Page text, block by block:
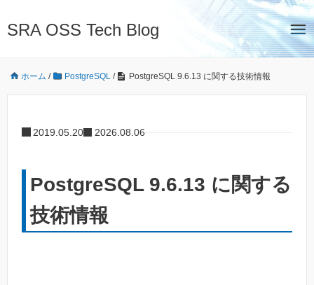
SRA OSS Tech Blog
ホーム / PostgreSQL / PostgreSQL 9.6.13 に関する技術情報
2019.05.20 2026.08.06
PostgreSQL 9.6.13 に関する
技術情報